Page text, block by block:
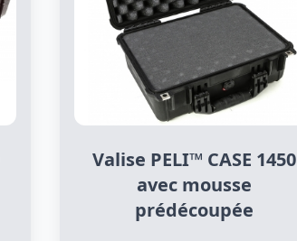
Valise PELI™ CASE 1450
avec mousse
prédécoupée